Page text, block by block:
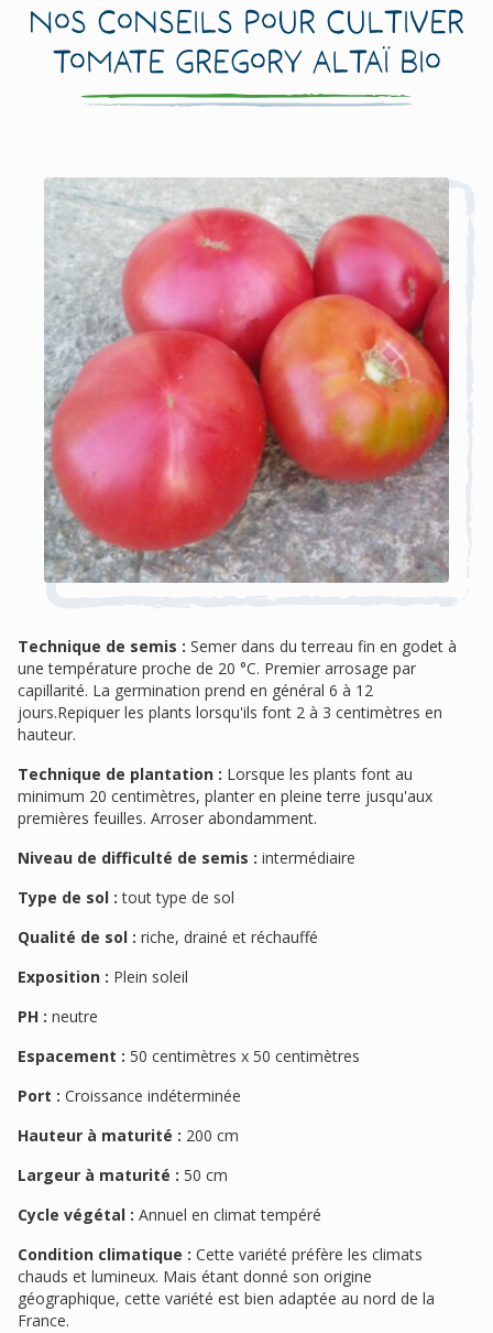
Nos conseils pour cultiver
Tomate Gregory Altaï Bio
Technique de semis : Semer dans du terreau fin en godet à
une température proche de 20 °C. Premier arrosage par
capillarité. La germination prend en général 6 à 12
jours.Repiquer les plants lorsqu'ils font 2 à 3 centimètres en
hauteur.
Technique de plantation : Lorsque les plants font au
minimum 20 centimètres, planter en pleine terre jusqu'aux
premières feuilles. Arroser abondamment.
Niveau de difficulté de semis : intermédiaire
Type de sol : tout type de sol
Qualité de sol : riche, drainé et réchauffé
Exposition : Plein soleil
PH : neutre
Espacement : 50 centimètres x 50 centimètres
Port : Croissance indéterminée
Hauteur à maturité : 200 cm
Largeur à maturité : 50 cm
Cycle végétal : Annuel en climat tempéré
Condition climatique : Cette variété préfère les climats
chauds et lumineux. Mais étant donné son origine
géographique, cette variété est bien adaptée au nord de la
France.